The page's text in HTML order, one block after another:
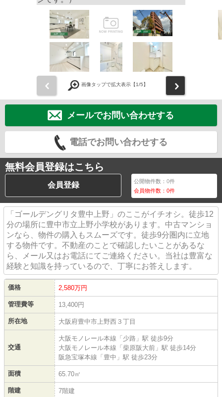
画像タップで拡大表示【1/5】
メールでお問い合わせする
電話でお問い合わせする
無料会員登録はこちら
会員登録 公開物件数：0件
会員物件数：0件
「ゴールデングリタ豊中上野」のここがイチオシ。徒歩12
分の場所に豊中市立上野小学校があります。中古マンショ
ンなら、物件の購入もスムーズです。徒歩9分圏内に立地
する物件です。不動産のことで確認したいことがあるな
ら、メール又はお電話にてご連絡ください。当社は豊富な
経験と知識を持っているので、丁寧にお答えします。
価格 2,580万円
管理費等 13,400円
所在地 大阪府豊中市上野西３丁目
交通
大阪モノレール本線「少路」駅 徒歩9分
大阪モノレール本線「柴原阪大前」駅 徒歩14分
阪急宝塚本線「豊中」駅 徒歩23分
面積 65.70㎡
階建 7階建